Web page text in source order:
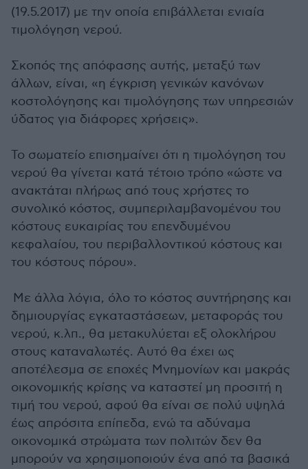
(19.5.2017) με την οποία επιβάλλεται ενιαία
τιμολόγηση νερού.
Σκοπός της απόφασης αυτής, μεταξύ των
άλλων, είναι, «η έγκριση γενικών κανόνων
κοστολόγησης και τιμολόγησης των υπηρεσιών
ύδατος για διάφορες χρήσεις».
Το σωματείο επισημαίνει ότι η τιμολόγηση του
νερού θα γίνεται κατά τέτοιο τρόπο «ώστε να
ανακτάται πλήρως από τους χρήστες το
συνολικό κόστος, συμπεριλαμβανομένου του
κόστους ευκαιρίας του επενδυμένου
κεφαλαίου, του περιβαλλοντικού κόστους και
του κόστους πόρου».
Με άλλα λόγια, όλο το κόστος συντήρησης και
δημιουργίας εγκαταστάσεων, μεταφοράς του
νερού, κ.λπ., θα μετακυλύεται εξ ολοκλήρου
στους καταναλωτές. Αυτό θα έχει ως
αποτέλεσμα σε εποχές Μνημονίων και μακράς
οικονομικής κρίσης να καταστεί μη προσιτή η
τιμή του νερού, αφού θα είναι σε πολύ υψηλά
έως απρόσιτα επίπεδα, ενώ τα αδύναμα
οικονομικά στρώματα των πολιτών δεν θα
μπορούν να χρησιμοποιούν ένα από τα βασικά